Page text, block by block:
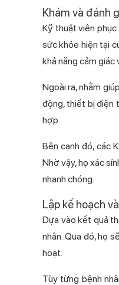
Khám và đánh
Kỹ thuật viên
sức khỏe hiện tại
khả năng cảm giác
Ngoài ra, nhằm
động, thiết bị điện
hợp.
Bên cạnh đó, các
Nhờ vậy, họ xác
nhanh chóng.
Lập kế hoạch
Dựa vào kết quả
nhân. Qua đó, họ
hoạt.
Tùy từng bệnh